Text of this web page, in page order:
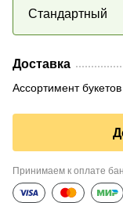
Стандартный
Доставка
Ассортимент
Принимаем к оплате